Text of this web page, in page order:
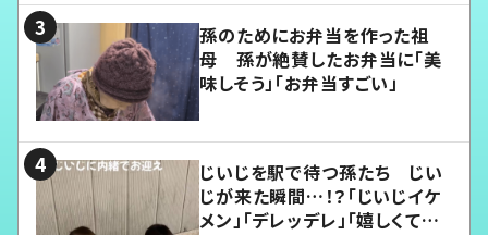
孫のためにお弁当を作った祖
母 孫が絶賛したお弁当に「美
味しそう」「お弁当すごい」
じいじを駅で待つ孫たち じい
じが来た瞬間…！？「じいじイケ
メン」「デレッデレ」「嬉しくて可